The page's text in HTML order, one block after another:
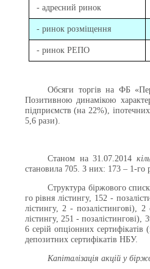
- адресний ринок
- ринок розміщення
- ринок РЕПО
Обсяги торгів на ФБ
Позитивною динамікою
підприємств (на 22%),
5,6 рази).
Станом на 31.07.2014
становила 705. З них: 173 – 1-го
Структура біржового
го рівня лістингу, 152 -
лістингу, 2 - позалістингові),
лістингу, 251 - позалістингові),
6 серій опціонних сертифікатів
депозитних сертифікатів НБУ.
Капіталізація акцій у